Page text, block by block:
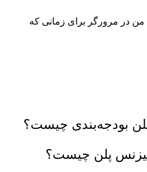
من در مرورگر برای زمانی که
پلن بودجه‌بندی چیست؟
پلن چیست؟